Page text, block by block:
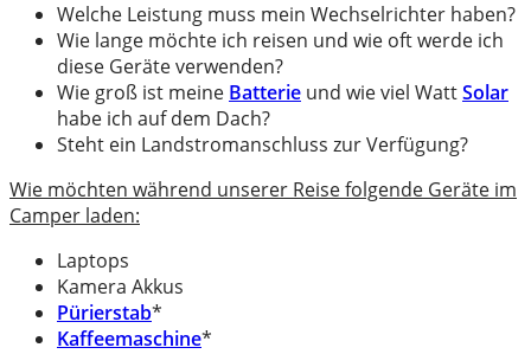
Welche Leistung muss mein Wechselrichter haben?
Wie lange möchte ich reisen und wie oft werde ich
diese Geräte verwenden?
Wie groß ist meine Batterie und wie viel WattSolar
habe ich auf dem Dach?
Steht ein Landstromanschluss zur Verfügung?
Wie möchten während unserer Reise folgende Geräte im
Camper laden:
Laptops
Kamera Akkus
Pürierstab*
Kaffeemaschine*